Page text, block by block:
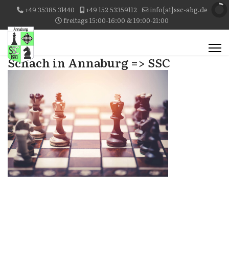
+49 35385 31440 +49 152 53359112
info{at}ssc-abg.de
freitags 15:00-16:00 & 19:00-21:00
Schach in Annaburg => SSC